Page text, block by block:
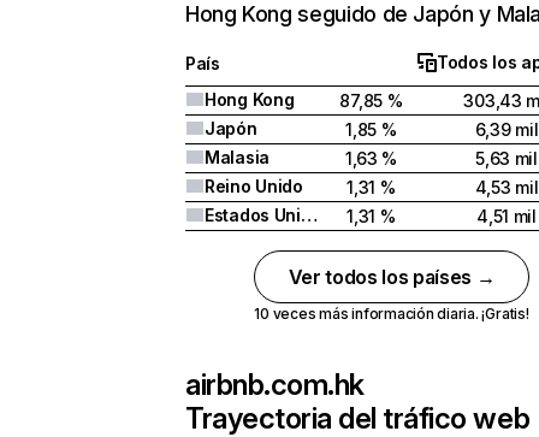
Hong Kong seguido de Japón y
País
Todos los
Hong Kong
87,85 %
303,43
Japón
1,85 %
6,39 mil
Malasia
1,63 %
5,63 mil
Reino Unido
1,31 %
4,53 mil
Estados Unidos
1,31 % 4,51 mil
Ver todos los países →
10 veces más información diaria. ¡Gratis!
airbnb.com.hk
Trayectoria del tráfico web